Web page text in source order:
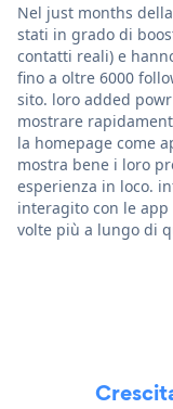
Nel just months
stati in grado di
contatti reali) e
fino a oltre 6000
sito. loro added
mostrare
la homepage come
mostra bene i loro
esperienza in loco.
interagito con le
volte più a lungo di